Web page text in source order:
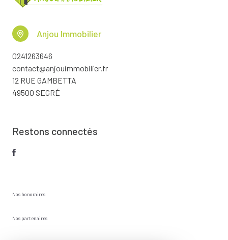
Anjou Immobilier
0241263646
contact@anjouimmobilier.fr
12 RUE GAMBETTA
49500 SEGRÉ
Restons connectés
Nos honoraires
Nos partenaires